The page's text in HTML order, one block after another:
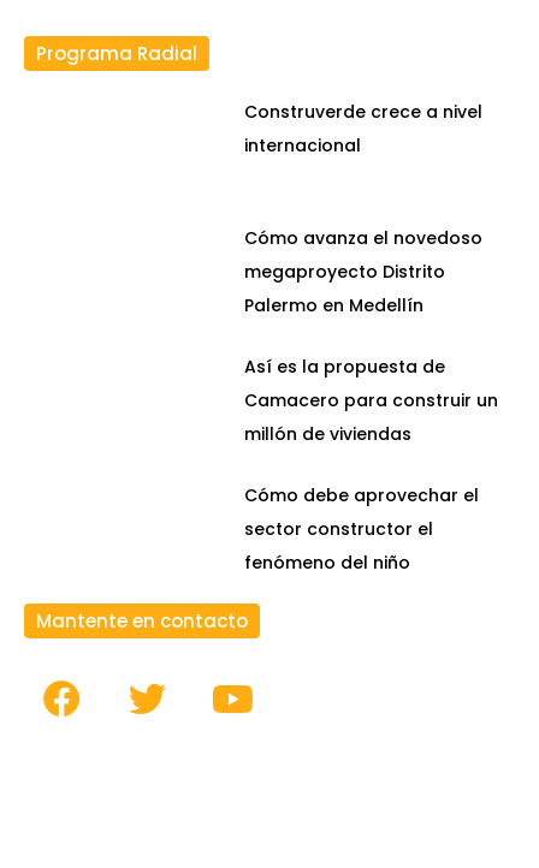
Programa Radial
Construverde crece a nivel
internacional
Cómo avanza el novedoso
megaproyecto Distrito
Palermo en Medellín
Así es la propuesta de
Camacero para construir un
millón de viviendas
Cómo debe aprovechar el
sector constructor el
fenómeno del niño
Mantente en contacto